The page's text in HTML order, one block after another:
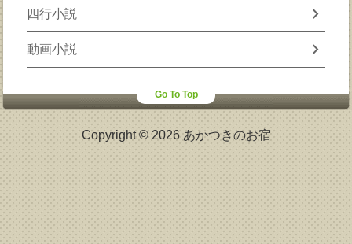
四行小説 chevron_right
動画小説 chevron_right
Go To Top
Copyright © 2026 あかつきのお宿